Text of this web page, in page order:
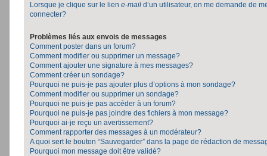
Lorsque je clique sur le lien e-mail d’un utilisateur, on me demande de
connecter?
Problèmes liés aux envois de messages
Comment poster dans un forum?
Comment modifier ou supprimer un message?
Comment ajouter une signature à mes messages?
Comment créer un sondage?
Pourquoi ne puis-je pas ajouter plus d’options à mon sondage?
Comment modifier ou supprimer un sondage?
Pourquoi ne puis-je pas accéder à un forum?
Pourquoi ne puis-je pas joindre des fichiers à mon message?
Pourquoi ai-je reçu un avertissement?
Comment rapporter des messages à un modérateur?
A quoi sert le bouton “Sauvegarder” dans la page de rédaction de
Pourquoi mon message doit être validé?